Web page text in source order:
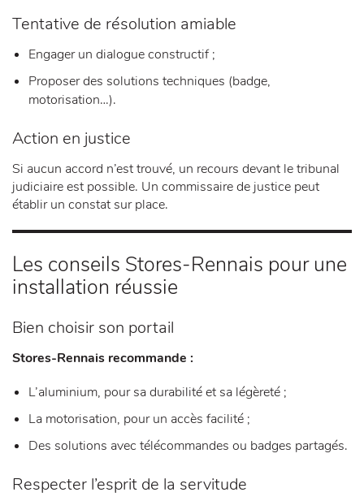
Tentative de résolution amiable
Engager un dialogue constructif ;
Proposer des solutions techniques (badge,
motorisation…).
Action en justice
Si aucun accord n’est trouvé, un recours devant le tribunal
judiciaire est possible. Un commissaire de justice peut
établir un constat sur place.
Les conseils Stores-Rennais pour une
installation réussie
Bien choisir son portail
Stores-Rennais recommande :
L’aluminium, pour sa durabilité et sa légèreté ;
La motorisation, pour un accès facilité ;
Des solutions avec télécommandes ou badges partagés.
Respecter l’esprit de la servitude